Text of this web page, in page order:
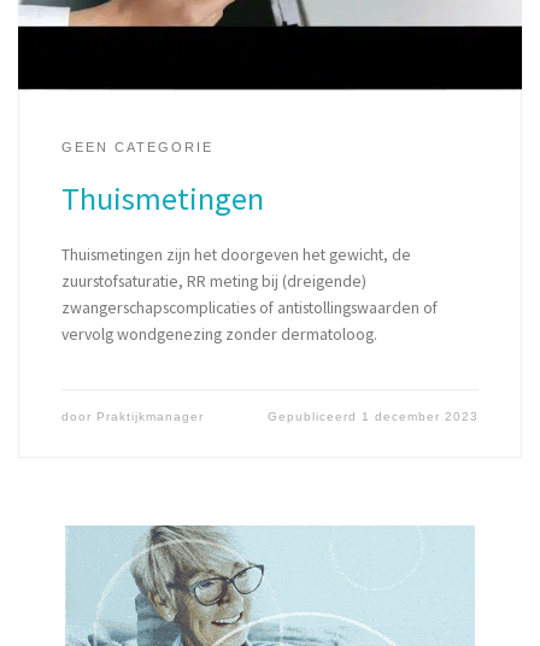
GEEN CATEGORIE
Thuismetingen
Thuismetingen zijn het doorgeven het gewicht, de
zuurstofsaturatie, RR meting bij (dreigende)
zwangerschapscomplicaties of antistollingswaarden of
vervolg wondgenezing zonder dermatoloog.
door Praktijkmanager Gepubliceerd 1 december 2023